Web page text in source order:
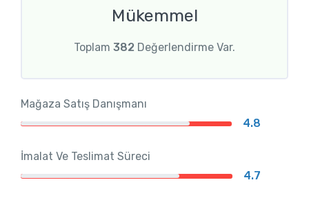
Mükemmel
Toplam 382 Değerlendirme Var.
Mağaza Satış Danışmanı
4.8
İmalat Ve Teslimat Süreci
4.7